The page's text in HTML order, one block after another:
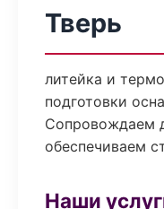
Тверь
литейка и
подготовки
Сопровождаем
обеспечиваем
Наши